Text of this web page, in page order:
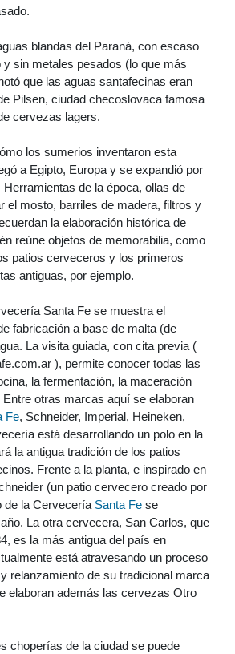
blandas del Paraná, con escaso
y sin metales pesados (lo que más
que las aguas santafecinas eran
Pilsen, ciudad checoslovaca famosa
cervezas lagers.
los sumerios inventaron esta
a Egipto, Europa y se expandió por
de la época, ollas de
el mosto, barriles de madera, filtros y
la elaboración histórica de
reúne objetos de memorabilia, como
patios cerveceros y los primeros
antiguas, por ejemplo.
Santa Fe se muestra el
fabricación a base de malta (de
La visita guiada, con cita previa (
), permite conocer todas las
la fermentación, la maceración
otras marcas aquí se elaboran
Fe, Schneider, Imperial, Heineken,
está desarrollando un polo en la
la antigua tradición de los patios
Frente a la planta, e inspirado en
(un patio cervecero creado por
de la Cervecería Santa Fe se
La otra cervecera, San Carlos, que
es la más antigua del país en
está atravesando un proceso
relanzamiento de su tradicional marca
elaboran además las cervezas Otro
choperías de la ciudad se puede